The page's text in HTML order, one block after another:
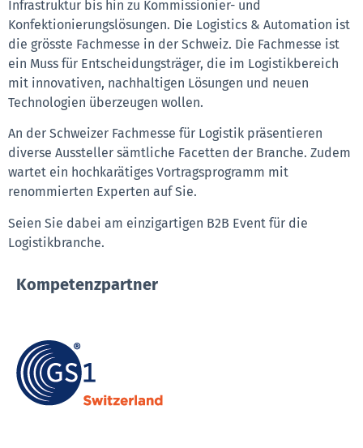
Infrastruktur bis hin zu Kommissionier- und
Konfektionierungslösungen. Die Logistics & Automation ist
die grösste Fachmesse in der Schweiz. Die Fachmesse ist
ein Muss für Entscheidungsträger, die im Logistikbereich
mit innovativen, nachhaltigen Lösungen und neuen
Technologien überzeugen wollen.
An der Schweizer Fachmesse für Logistik präsentieren
diverse Aussteller sämtliche Facetten der Branche. Zudem
wartet ein hochkarätiges Vortragsprogramm mit
renommierten Experten auf Sie.
Seien Sie dabei am einzigartigen B2B Event für die
Logistikbranche.
Kompetenzpartner